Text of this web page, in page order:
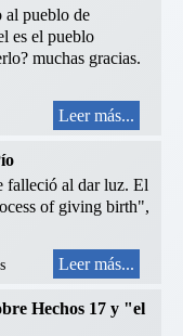
al pueblo de
es el pueblo
muchas gracias.
Leer más...
falleció al dar luz. El
of giving birth",
Leer más...
Hechos 17 y "el